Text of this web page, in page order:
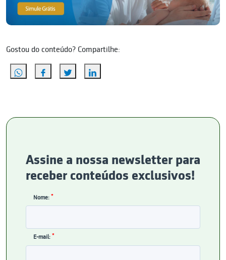
Gostou do conteúdo? Compartilhe:
Assine a nossa newsletter para
receber conteúdos exclusivos!
Nome: *
E-mail: *